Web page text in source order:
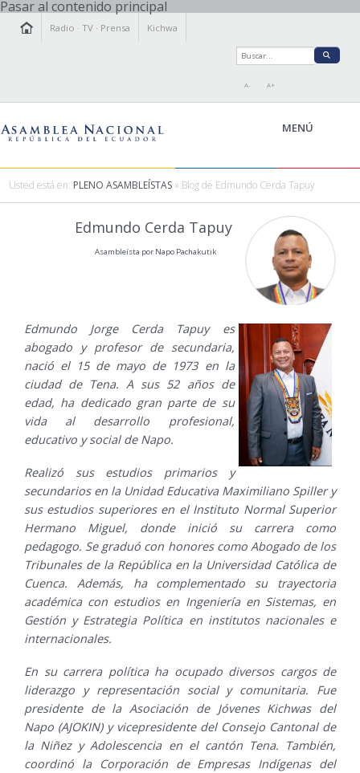
Pasar al contenido principal
Radio ·TV · Prensa Kichwa
A- A+
MENÚ
RELACIONES INTERNACIONALES
Usted está en: PLENO ASAMBLEÍSTAS » Blog de Edmundo Cerda Tapuy
Edmundo Cerda Tapuy
Asambleísta por Napo Pachakutik
Edmundo Jorge Cerda Tapuy es
abogado y profesor de secundaria,
nació el 15 de mayo de 1973 en la
ciudad de Tena. A sus 52 años de
edad, ha dedicado gran parte de su
vida al desarrollo profesional,
educativo y social de Napo.
Realizó sus estudios primarios y
secundarios en la Unidad Educativa Maximiliano Spiller y
sus estudios superiores en el Instituto Normal Superior
Hermano Miguel, donde inició su carrera como
pedagogo. Se graduó con honores como Abogado de los
Tribunales de la República en la Universidad Católica de
Cuenca. Además, ha complementado su trayectoria
académica con estudios en Ingeniería en Sistemas, en
Gestión y Estrategia Política en institutos nacionales e
internacionales.
En su carrera política ha ocupado diversos cargos de
liderazgo y representación social y comunitaria. Fue
presidente de la Asociación de Jóvenes Kichwas del
Napo (AJOKIN) y vicepresidente del Consejo Cantonal de
la Niñez y Adolescencia en el cantón Tena. También,
coordinó la Corporación de Empresas Indígenas del